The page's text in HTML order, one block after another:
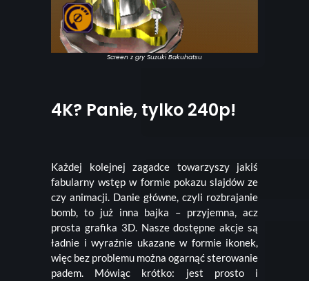
Screen z gry Suzuki Bakuhatsu
4K? Panie, tylko 240p!
Każdej kolejnej zagadce towarzyszy jakiś
fabularny wstęp w formie pokazu slajdów ze
czy animacji. Danie główne, czyli rozbrajanie
bomb, to już inna bajka – przyjemna, acz
prosta grafika 3D. Nasze dostępne akcje są
ładnie i wyraźnie ukazane w formie ikonek,
więc bez problemu można ogarnąć sterowanie
padem. Mówiąc krótko: jest prosto i